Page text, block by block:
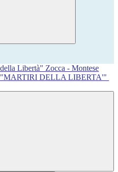
"MARTIRI DELLA LIBERTA'"